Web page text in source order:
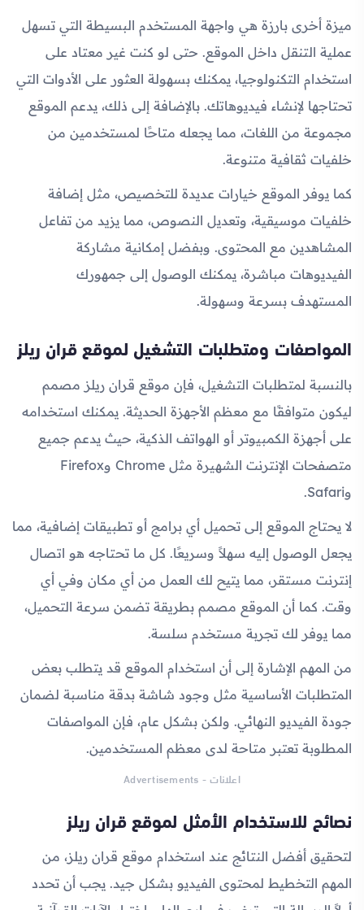
ميزة أخرى بارزة هي واجهة المستخدم البسيطة التي تسهل
عملية التنقل داخل الموقع. حتى لو كنت غير معتاد على
استخدام التكنولوجيا، يمكنك بسهولة العثور على الأدوات التي
تحتاجها لإنشاء فيديوهاتك. بالإضافة إلى ذلك، يدعم الموقع
مجموعة من اللغات، مما يجعله متاحًا لمستخدمين من
خلفيات ثقافية متنوعة.
كما يوفر الموقع خيارات عديدة للتخصيص، مثل إضافة
خلفيات موسيقية، وتعديل النصوص، مما يزيد من تفاعل
المشاهدين مع المحتوى. وبفضل إمكانية مشاركة
الفيديوهات مباشرة، يمكنك الوصول إلى جمهورك
المستهدف بسرعة وسهولة.
المواصفات ومتطلبات التشغيل لموقع قران ريلز
بالنسبة لمتطلبات التشغيل، فإن موقع قران ريلز مصمم
ليكون متوافقًا مع معظم الأجهزة الحديثة. يمكنك استخدامه
على أجهزة الكمبيوتر أو الهواتف الذكية، حيث يدعم جميع
متصفحات الإنترنت الشهيرة مثل Chrome وFirefox
وSafari.
لا يحتاج الموقع إلى تحميل أي برامج أو تطبيقات إضافية، مما
يجعل الوصول إليه سهلاً وسريعًا. كل ما تحتاجه هو اتصال
إنترنت مستقر، مما يتيح لك العمل من أي مكان وفي أي
وقت. كما أن الموقع مصمم بطريقة تضمن سرعة التحميل،
مما يوفر لك تجربة مستخدم سلسة.
من المهم الإشارة إلى أن استخدام الموقع قد يتطلب بعض
المتطلبات الأساسية مثل وجود شاشة بدقة مناسبة لضمان
جودة الفيديو النهائي. ولكن بشكل عام، فإن المواصفات
المطلوبة تعتبر متاحة لدى معظم المستخدمين.
اعلانات - Advertisements
نصائح للاستخدام الأمثل لموقع قران ريلز
لتحقيق أفضل النتائج عند استخدام موقع قران ريلز، من
المهم التخطيط لمحتوى الفيديو بشكل جيد. يجب أن تحدد